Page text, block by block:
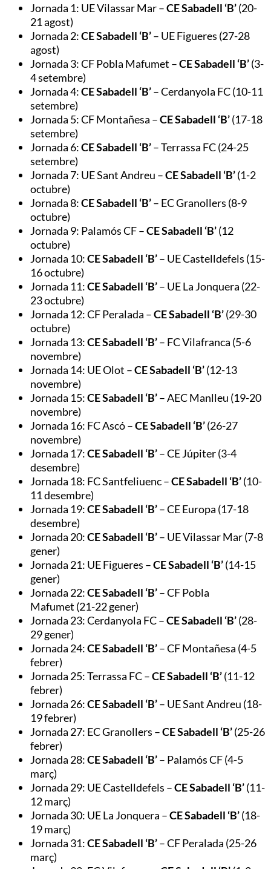
Jornada 1: UE Vilassar Mar –CE Sabadell ‘B’(20-
21 agost)
Jornada 2:CE Sabadell ‘B’– UE Figueres (27-28
agost)
Jornada 3: CF Pobla Mafumet –CE Sabadell ‘B’(3-
4 setembre)
Jornada 4:CE Sabadell ‘B’– Cerdanyola FC (10-11
setembre)
Jornada 5: CF Montañesa –CE Sabadell ‘B’(17-18
setembre)
Jornada 6:CE Sabadell ‘B’– Terrassa FC (24-25
setembre)
Jornada 7: UE Sant Andreu –CE Sabadell ‘B’(1-2
octubre)
Jornada 8:CE Sabadell ‘B’– EC Granollers (8-9
octubre)
Jornada 9: Palamós CF –CE Sabadell ‘B’(12
octubre)
Jornada 10:CE Sabadell ‘B’– UE Castelldefels (15-
16 octubre)
Jornada 11:CE Sabadell ‘B’– UE La Jonquera (22-
23 octubre)
Jornada 12: CF Peralada –CE Sabadell ‘B’(29-30
octubre)
Jornada 13:CE Sabadell ‘B’– FC Vilafranca (5-6
novembre)
Jornada 14: UE Olot –CE Sabadell ‘B’(12-13
novembre)
Jornada 15:CE Sabadell ‘B’– AEC Manlleu (19-20
novembre)
Jornada 16: FC Ascó –CE Sabadell ‘B’(26-27
novembre)
Jornada 17:CE Sabadell ‘B’– CE Júpiter (3-4
desembre)
Jornada 18: FC Santfeliuenc –CE Sabadell ‘B’(10-
11 desembre)
Jornada 19:CE Sabadell ‘B’– CE Europa (17-18
desembre)
Jornada 20:CE Sabadell ‘B’– UE Vilassar Mar (7-8
gener)
Jornada 21: UE Figueres –CE Sabadell ‘B’(14-15
gener)
Jornada 22:CE Sabadell ‘B’– CF Pobla
Mafumet (21-22 gener)
Jornada 23: Cerdanyola FC –CE Sabadell ‘B’(28-
29 gener)
Jornada 24:CE Sabadell ‘B’– CF Montañesa (4-5
febrer)
Jornada 25: Terrassa FC –CE Sabadell ‘B’(11-12
febrer)
Jornada 26:CE Sabadell ‘B’– UE Sant Andreu (18-
19 febrer)
Jornada 27: EC Granollers –CE Sabadell ‘B’(25-26
febrer)
Jornada 28:CE Sabadell ‘B’– Palamós CF (4-5
març)
Jornada 29: UE Castelldefels –CE Sabadell ‘B’(11-
12 març)
Jornada 30: UE La Jonquera –CE Sabadell ‘B’(18-
19 març)
Jornada 31:CE Sabadell ‘B’– CF Peralada (25-26
març)